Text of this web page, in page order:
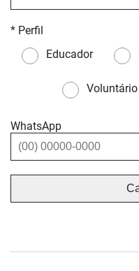
* Perfil
Educador
Voluntário
WhatsApp